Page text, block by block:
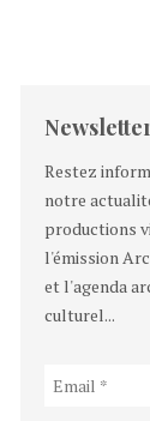
Restez
notre
productions
l'émission
et l'agenda
culturel...